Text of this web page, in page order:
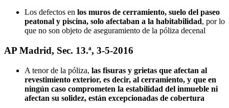
Los defectos en los muros de cerramiento, suelo del paseo
peatonal y piscina, solo afectaban a la habitabilidad, por lo
que no son objeto de aseguramiento de la póliza decenal
AP Madrid, Sec. 13.ª, 3-5-2016
A tenor de la póliza, las fisuras y grietas que afectan al
revestimiento exterior, es decir, al cerramiento, y que en
ningún caso comprometen la estabilidad del inmueble ni
afectan su solidez, están excepcionadas de cobertura